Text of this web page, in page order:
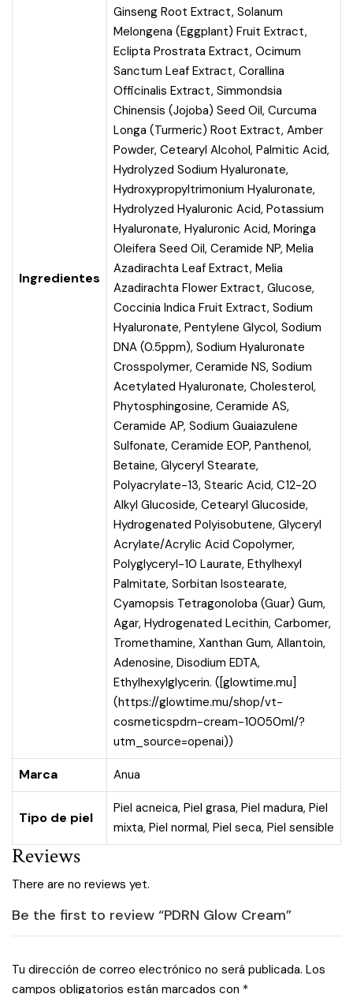
Ingredientes
Ginseng Root Extract, Solanum
Melongena (Eggplant) Fruit Extract,
Eclipta Prostrata Extract, Ocimum
Sanctum Leaf Extract, Corallina
Officinalis Extract, Simmondsia
Chinensis (Jojoba) Seed Oil, Curcuma
Longa (Turmeric) Root Extract, Amber
Powder, Cetearyl Alcohol, Palmitic Acid,
Hydrolyzed Sodium Hyaluronate,
Hydroxypropyltrimonium Hyaluronate,
Hydrolyzed Hyaluronic Acid, Potassium
Hyaluronate, Hyaluronic Acid, Moringa
Oleifera Seed Oil, Ceramide NP, Melia
Azadirachta Leaf Extract, Melia
Azadirachta Flower Extract, Glucose,
Coccinia Indica Fruit Extract, Sodium
Hyaluronate, Pentylene Glycol, Sodium
DNA (0.5ppm), Sodium Hyaluronate
Crosspolymer, Ceramide NS, Sodium
Acetylated Hyaluronate, Cholesterol,
Phytosphingosine, Ceramide AS,
Ceramide AP, Sodium Guaiazulene
Sulfonate, Ceramide EOP, Panthenol,
Betaine, Glyceryl Stearate,
Polyacrylate-13, Stearic Acid, C12-20
Alkyl Glucoside, Cetearyl Glucoside,
Hydrogenated Polyisobutene, Glyceryl
Acrylate/Acrylic Acid Copolymer,
Polyglyceryl-10 Laurate, Ethylhexyl
Palmitate, Sorbitan Isostearate,
Cyamopsis Tetragonoloba (Guar) Gum,
Agar, Hydrogenated Lecithin, Carbomer,
Tromethamine, Xanthan Gum, Allantoin,
Adenosine, Disodium EDTA,
Ethylhexylglycerin. ([glowtime.mu]
(https://glowtime.mu/shop/vt-
cosmeticspdrn-cream-10050ml/?
utm_source=openai))
Marca Anua
Tipo de piel
Piel acneica, Piel grasa, Piel madura, Piel
mixta, Piel normal, Piel seca, Piel sensible
Reviews
There are no reviews yet.
Be the first to review “PDRN Glow Cream”
Tu dirección de correo electrónico no será publicada. Los
campos obligatorios están marcados con *